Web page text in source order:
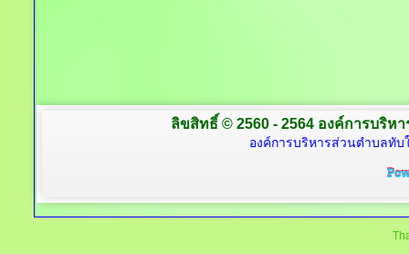
ลิขสิทธิ์ © 2560 - 2564 องค์การบริห
องค์การบริหารส่วนตำบลทับ